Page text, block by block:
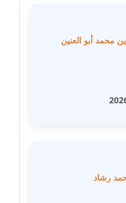
محمد أبو العنين
رشاد